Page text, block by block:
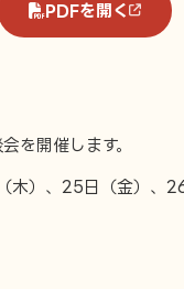
PDFを開く
を開催します。
木）、25日（金）、